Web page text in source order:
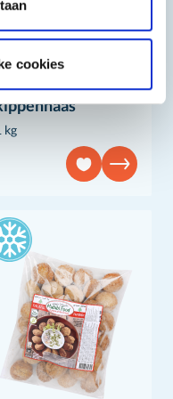
cookies
American
kg